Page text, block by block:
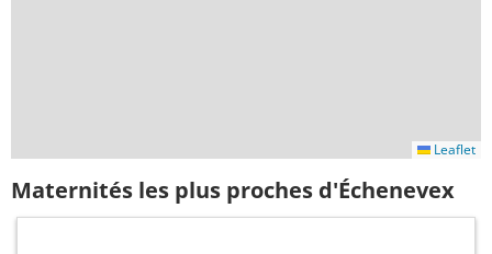
Leaflet
Maternités les plus proches d'Échenevex